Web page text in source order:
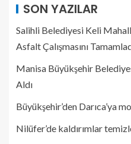
SON YAZILAR
Salihli Belediyesi Keli
Asfalt Çalışmasını
Manisa Büyükşehir
Aldı
Büyükşehir’den Darıca’ya
Nilüfer’de kaldırımlar